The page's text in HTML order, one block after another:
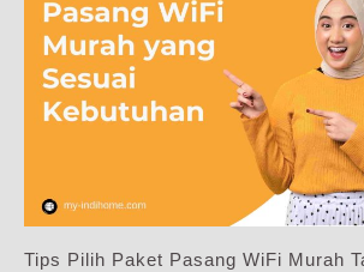
Tips Pilih Paket Pasang WiFi Murah